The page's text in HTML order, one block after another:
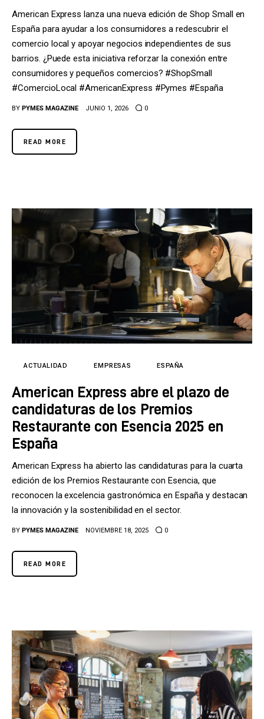
American Express lanza una nueva edición de Shop Small en
España para ayudar a los consumidores a redescubrir el
comercio local y apoyar negocios independientes de sus
barrios. ¿Puede esta iniciativa reforzar la conexión entre
consumidores y pequeños comercios? #ShopSmall
#ComercioLocal #AmericanExpress #Pymes #España
BY PYMES MAGAZINE JUNIO 1, 2026 0
READ MORE
ACTUALIDAD EMPRESAS ESPAÑA
American Express abre el plazo de
candidaturas de los Premios
Restaurante con Esencia 2025 en
España
American Express ha abierto las candidaturas para la cuarta
edición de los Premios Restaurante con Esencia, que
reconocen la excelencia gastronómica en España y destacan
la innovación y la sostenibilidad en el sector.
BY PYMES MAGAZINE NOVIEMBRE 18, 2025 0
READ MORE